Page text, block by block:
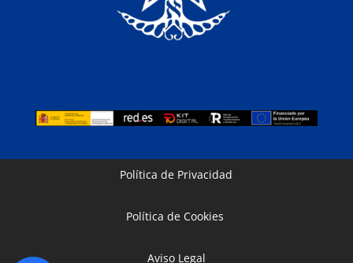
Política de Privacidad
Política de Cookies
Aviso Legal